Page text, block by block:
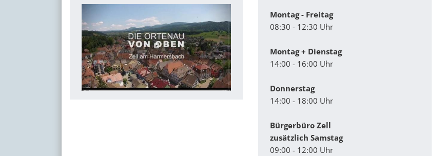
Montag - Freitag
08:30 - 12:30 Uhr
Montag + Dienstag
14:00 - 16:00 Uhr
Donnerstag
14:00 - 18:00 Uhr
Bürgerbüro Zell
zusätzlich Samstag
09:00 - 12:00 Uhr